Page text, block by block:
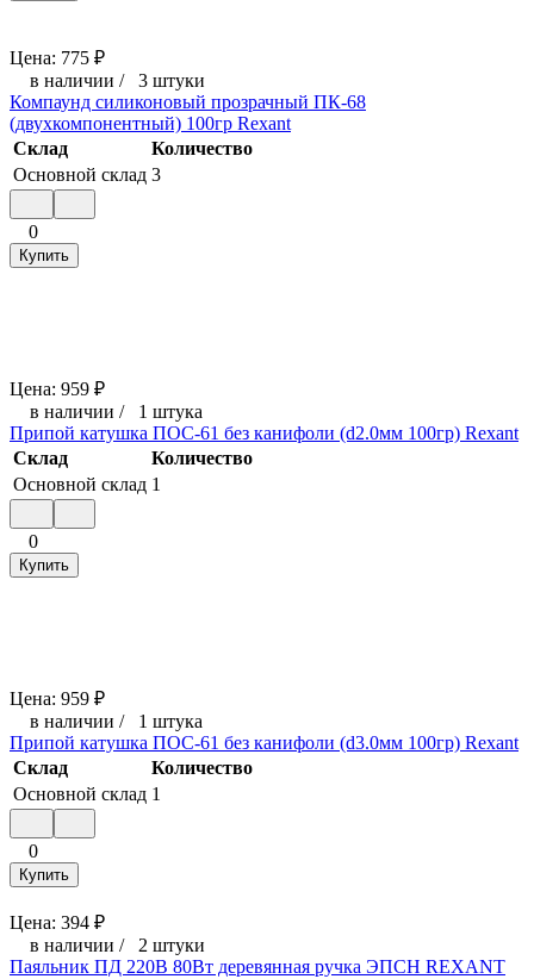
Цена: 775 ₽
в наличии / 3 штуки
Компаунд силиконовый прозрачный ПК-68
(двухкомпонентный) 100гр Rexant
Склад
Количество
Основной склад 3
0
Купить
Цена: 959 ₽
в наличии / 1 штука
Припой катушка ПОС-61 без канифоли (d2.0мм 100гр) Rexant
Склад
Количество
Основной склад 1
0
Купить
Цена: 959 ₽
в наличии / 1 штука
Припой катушка ПОС-61 без канифоли (d3.0мм 100гр) Rexant
Склад
Количество
Основной склад 1
0
Купить
Цена: 394 ₽
в наличии / 2 штуки
Паяльник ПД 220В 80Вт деревянная ручка ЭПСН REXANT